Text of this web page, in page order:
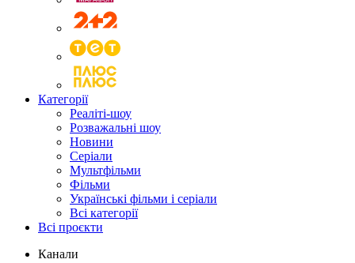
Категорії
Реаліті-шоу
Розважальні шоу
Новини
Серіали
Мультфільми
Фільми
Українські фільми і серіали
Всі категорії
Всі проєкти
Канали